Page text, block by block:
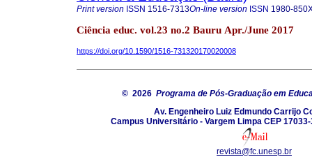
Print version ISSN 1516-7313On-line version ISSN 1980-
Ciência educ. vol.23 no.2 Bauru Apr./June 2017
https://doi.org/10.1590/1516-731320170020008
© 2026 Programa de Pós-Graduação em
Av. Engenheiro Luiz Edmundo Carrijo
Campus Universitário - Vargem Limpa CEP
revista@fc.unesp.br